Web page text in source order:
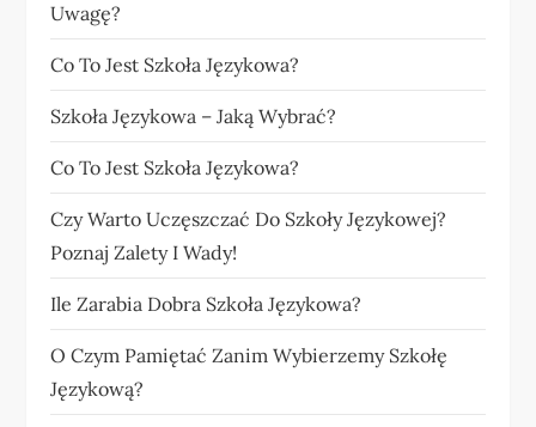
Uwagę?
Co To Jest Szkoła Językowa?
Szkoła Językowa – Jaką Wybrać?
Co To Jest Szkoła Językowa?
Czy Warto Uczęszczać Do Szkoły Językowej?
Poznaj Zalety I Wady!
Ile Zarabia Dobra Szkoła Językowa?
O Czym Pamiętać Zanim Wybierzemy Szkołę
Językową?